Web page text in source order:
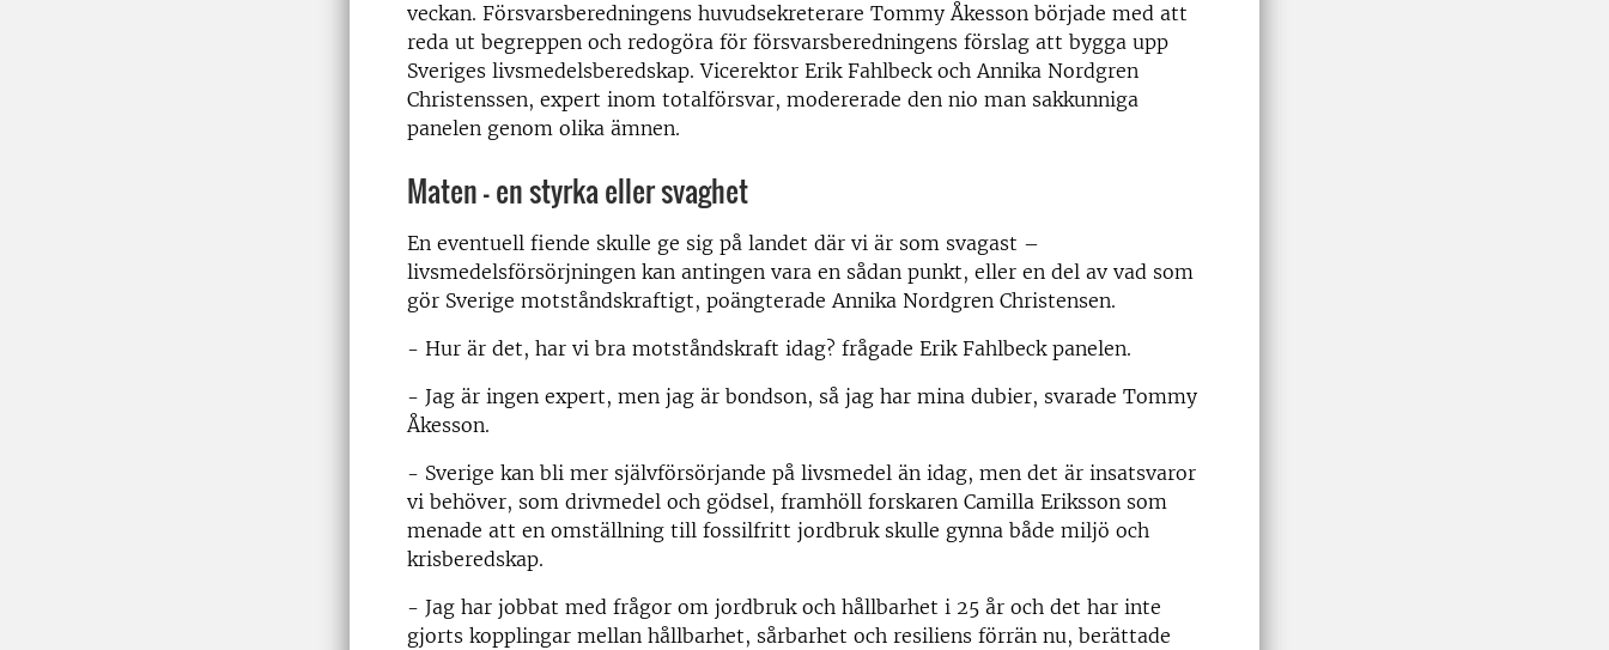
veckan. Försvarsberedningens huvudsekreterare Tommy Åkesson började med att
reda ut begreppen och redogöra för försvarsberedningens förslag att bygga upp
Sveriges livsmedelsberedskap. Vicerektor Erik Fahlbeck och Annika Nordgren
Christenssen, expert inom totalförsvar, modererade den nio man sakkunniga
panelen genom olika ämnen.
Maten – en styrka eller svaghet
En eventuell fiende skulle ge sig på landet där vi är som svagast –
livsmedelsförsörjningen kan antingen vara en sådan punkt, eller en del av vad som
gör Sverige motståndskraftigt, poängterade Annika Nordgren Christensen.
- Hur är det, har vi bra motståndskraft idag? frågade Erik Fahlbeck panelen.
- Jag är ingen expert, men jag är bondson, så jag har mina dubier, svarade Tommy
Åkesson.
- Sverige kan bli mer självförsörjande på livsmedel än idag, men det är insatsvaror
vi behöver, som drivmedel och gödsel, framhöll forskaren Camilla Eriksson som
menade att en omställning till fossilfritt jordbruk skulle gynna både miljö och
krisberedskap.
- Jag har jobbat med frågor om jordbruk och hållbarhet i 25 år och det har inte
gjorts kopplingar mellan hållbarhet, sårbarhet och resiliens förrän nu, berättade